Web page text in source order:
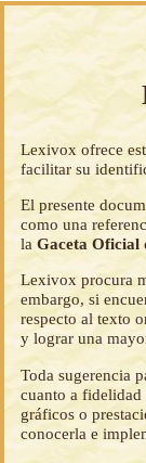
Lexivox ofrece
facilitar su
El presente
como una
laGaceta Oficial
Lexivox procura
embargo, si
respecto al texto
y lograr una
Toda sugerencia
cuanto a
gráficos o
conocerla e